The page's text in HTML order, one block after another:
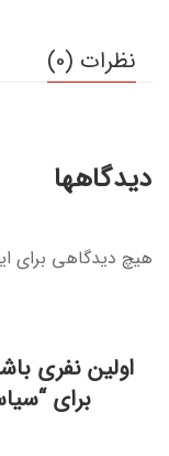
نظرات (0)
دیدگاهها
هیچ دیدگاهی برای
اولین نفری
برای